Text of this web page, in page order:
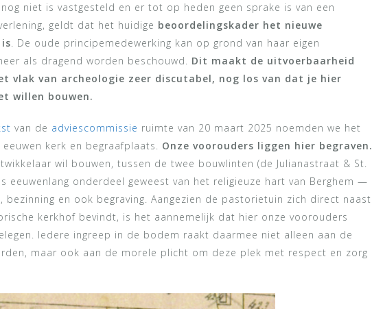
niet is vastgesteld en er tot op heden geen sprake is van een
geldt dat het huidige beoordelingskader het nieuwe
. De oude principemedewerking kan op grond van haar eigen
als dragend worden beschouwd. Dit maakt de uitvoerbaarheid
vlak van archeologie zeer discutabel, nog los van dat je hier
willen bouwen.
van de adviescommissie ruimte van 20 maart 2025 noemden we het
kerk en begraafplaats. Onze voorouders liggen hier begraven.
wil bouwen, tussen de twee bouwlinten (de Julianastraat & St.
eeuwenlang onderdeel geweest van het religieuze hart van Berghem —
bezinning en ook begraving. Aangezien de pastorietuin zich direct naast
kerkhof bevindt, is het aannemelijk dat hier onze voorouders
Iedere ingreep in de bodem raakt daarmee niet alleen aan de
maar ook aan de morele plicht om deze plek met respect en zorg